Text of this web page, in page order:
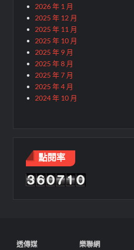
2026 年 1 月
2025 年 12 月
2025 年 11 月
2025 年 10 月
2025 年 9 月
2025 年 8 月
2025 年 7 月
2025 年 4 月
2024 年 10 月
點閱率
透傳媒 樂聯網